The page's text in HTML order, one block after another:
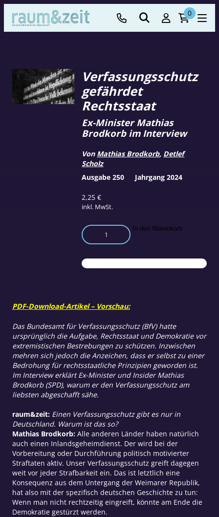
0
Verfassungsschutz
gefährdet
Rechtsstaat
2,25€
inkl. MwSt.
Ex-Minister Mathias
Brodkorb im Interview
Von Mathias Brodkorb, Detlef
Scholz
Verfassungsschutz
gefährdet
Menge
In den Warenkorb
Ausgabe 250 Jahrgang 2024
PDF-Download-Artikel – Vorschau:
Das Bundesamt für Verfassungsschutz (BfV) hatte
ursprünglich die Aufgabe, Rechtsstaat und Demokratie vor
extremistischen Bestrebungen zu schützen. Inzwischen
mehren sich jedoch die Anzeichen, dass er selbst zu einer
Bedrohung für rechtsstaatliche Prinzipien geworden ist.
Im Interview erklärt Ex-Minister und Insider Mathias
Brodkorb (SPD), warum er den Verfassungsschutz am
liebsten abgeschafft sähe.
raum&zeit:Einen Verfassungsschutz gibt es nur in
Deutschland. Warum ist das so?
Mathias Brodkorb:Alle anderen Länder haben natürlich
auch einen Inlandsgeheimdienst. Der wird bei der
Vorbereitung oder Durchführung politisch motivierter
Straftaten aktiv. Unser Verfassungsschutz greift dagegen
weit vor jeder Strafbarkeit ein. Das ist letztlich eine
Konsequenz aus dem Untergang der Weimarer Republik,
hat also mit der spezifisch deutschen Geschichte zu tun:
Wenn man nicht rechtzeitig eingreift, könnte am Ende die
Demokratie gestürzt werden.